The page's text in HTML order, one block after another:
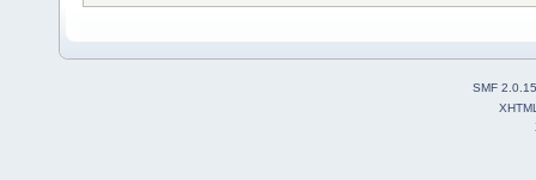
SMF 2.0.15